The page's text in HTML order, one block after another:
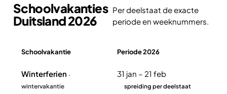
Schoolvakanties
Duitsland 2026
Per deelstaat de exacte
periode en weeknummers.
Schoolvakantie Periode 2026
Winterferien ·
wintervakantie
31 jan – 21 feb
spreiding per deelstaat